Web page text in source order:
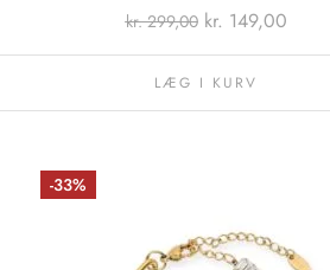
kr.299,00 kr. 149,00
LÆG I KURV
-33%